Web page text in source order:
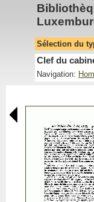
Sélection du
Clef du
Navigation: